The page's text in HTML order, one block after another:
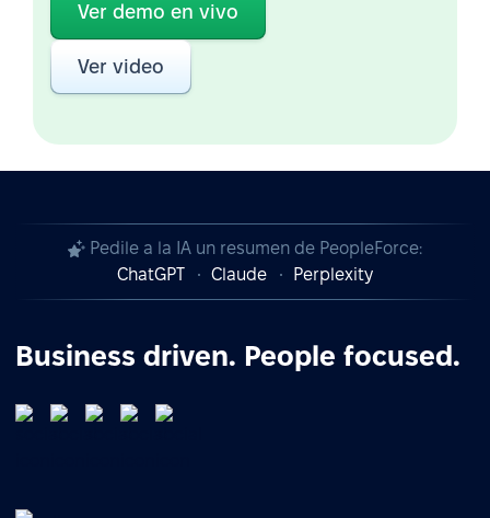
Ver demo en vivo
Ver video
Pedile a la IA un resumen de PeopleForce:
ChatGPT
Claude Perplexity
Business driven. People focused.